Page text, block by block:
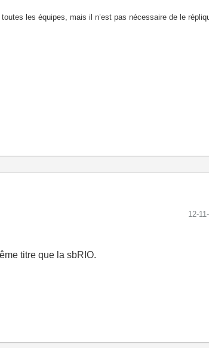
les équipes, mais il n’est pas nécessaire de le
‎12-
titre que la sbRIO.